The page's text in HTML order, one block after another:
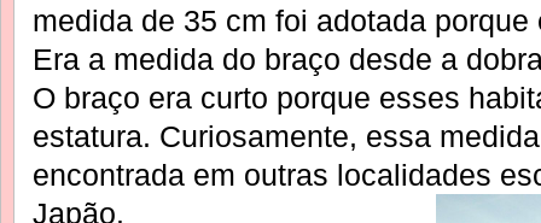
medida de 35 cm foi adotada
Era a medida do braço desde a
O braço era curto porque esses
estatura. Curiosamente, essa
encontrada em outras localidades
Japão.